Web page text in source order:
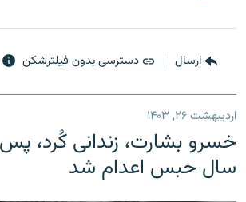
ارسال دسترسی بدون فیلترشکن
اردیبهشت ۲۶, ۱۴۰۳
سال حبس اعدام شد